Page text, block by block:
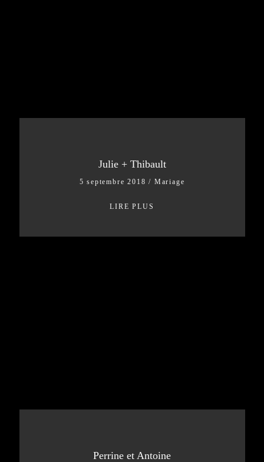
Julie + Thibault
5 septembre 2018/ Mariage
LIRE PLUS
Perrine et Antoine